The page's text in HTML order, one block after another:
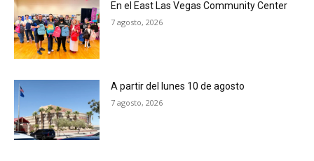
En el East Las Vegas Community Center
7 agosto, 2026
A partir del lunes 10 de agosto
7 agosto, 2026